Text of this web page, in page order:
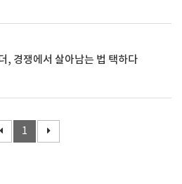
, 경쟁에서 살아남는 법 택하다
1